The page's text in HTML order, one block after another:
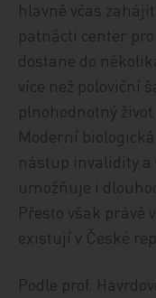
hlavně včas
patnácti center
dostane do
více než poloviční
plnohodnotný
Moderní
nástup invalidity a
umožňuje i
Přesto však právě
existují v České
Podle prof.